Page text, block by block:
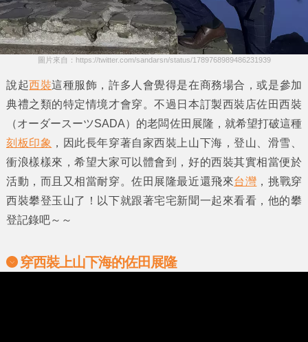
圖片來自：https://twitter.com/sandarsn/status/1789768989486231939
說起西裝這種服飾，許多人會覺得是在商務場合，或是參加
典禮之類的特定情境才會穿。不過日本訂製西裝店佐田西裝
（オーダースーツSADA）的老闆佐田展隆 ，就希望打破這種
刻板印象 ，因此長年穿著自家西裝上山下海，登山、滑雪、
衝浪樣樣來，希望大家可以體會到，好的西裝其實相當便於
活動，而且又相當耐穿。佐田展隆最近還飛來台灣 ，挑戰穿
西裝攀登玉山了！以下就跟著宅宅新聞一起來看看，他的攀
登記錄吧～～
穿西裝上山下海的佐田展隆